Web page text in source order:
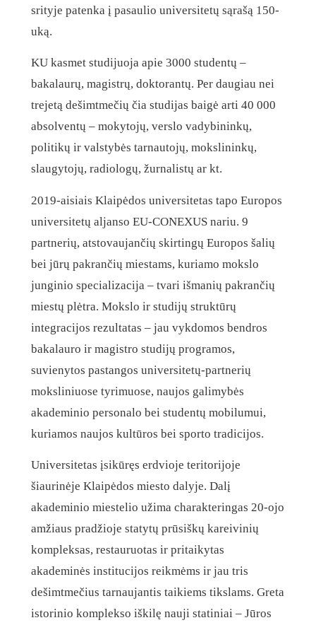
srityje patenka į pasaulio universitetų sąrašą 150-
uką.
KU kasmet studijuoja apie 3000 studentų –
bakalaurų, magistrų, doktorantų. Per daugiau nei
trejetą dešimtmečių čia studijas baigė arti 40 000
absolventų – mokytojų, verslo vadybininkų,
politikų ir valstybės tarnautojų, mokslininkų,
slaugytojų, radiologų, žurnalistų ar kt.
2019-aisiais Klaipėdos universitetas tapo Europos
universitetų aljanso EU-CONEXUS nariu. 9
partnerių, atstovaujančių skirtingų Europos šalių
bei jūrų pakrančių miestams, kuriamo mokslo
junginio specializacija – tvari išmanių pakrančių
miestų plėtra. Mokslo ir studijų struktūrų
integracijos rezultatas – jau vykdomos bendros
bakalauro ir magistro studijų programos,
suvienytos pastangos universitetų-partnerių
moksliniuose tyrimuose, naujos galimybės
akademinio personalo bei studentų mobilumui,
kuriamos naujos kultūros bei sporto tradicijos.
Universitetas įsikūręs erdvioje teritorijoje
šiaurinėje Klaipėdos miesto dalyje. Dalį
akademinio miestelio užima charakteringas 20-ojo
amžiaus pradžioje statytų prūsiškų kareivinių
kompleksas, restauruotas ir pritaikytas
akademinės institucijos reikmėms ir jau tris
dešimtmečius tarnaujantis taikiems tikslams. Greta
istorinio komplekso iškilę nauji statiniai – Jūros